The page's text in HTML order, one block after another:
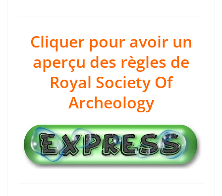
Cliquer pour avoir un
aperçu des règles de
Royal Society Of
Archeology